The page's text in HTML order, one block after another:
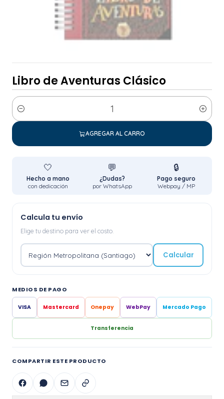
Libro de Aventuras Clásico
Cantidad
AGREGAR AL CARRO
🤍
Hecho a mano
con dedicación
💬
¿Dudas?
por WhatsApp
🔒
Pago seguro
Webpay / MP
Calcula tu envío
Elige tu destino para ver el costo.
Calcular
MEDIOS DE PAGO
VISA Mastercard Onepay WebPay Mercado Pago
Transferencia
COMPARTIR ESTE PRODUCTO